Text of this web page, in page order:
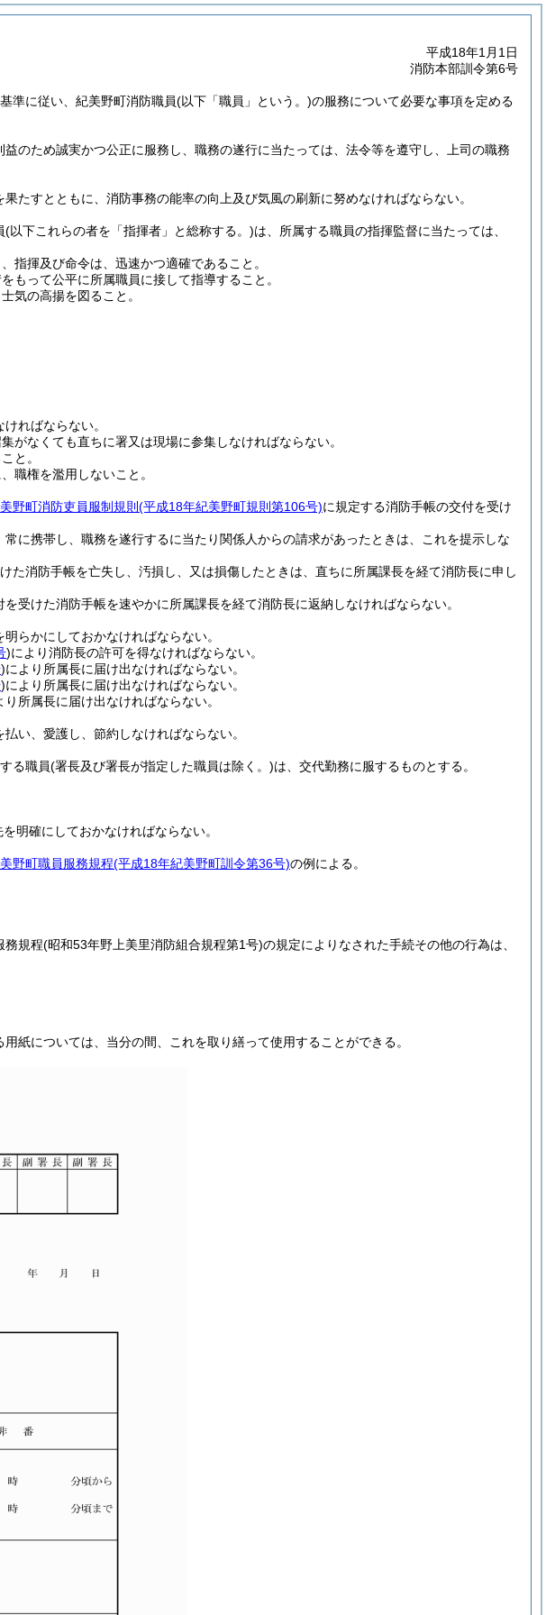
平成18年1月1日
消防本部訓令第6号
準に従い、紀美野町消防職員(以下「職員」という。)の服務について必要な事項を定める
のため誠実かつ公正に服務し、職務の遂行に当たっては、法令等を遵守し、上司の職務
たすとともに、消防事務の能率の向上及び気風の刷新に努めなければならない。
(以下これらの者を「指揮者」と総称する。)は、所属する職員の指揮監督に当たっては、
指揮及び命令は、迅速かつ適確であること。
もって公平に所属職員に接して指導すること。
気の高揚を図ること。
ればならない。
がなくても直ちに署又は現場に参集しなければならない。
と。
職権を濫用しないこと。
野町消防吏員服制規則 (平成18年紀美野町規則第106号)に規定する消防手帳の交付を受け
に携帯し、職務を遂行するに当たり関係人からの請求があったときは、これを提示しな
た消防手帳を亡失し、汚損し、又は損傷したときは、直ちに所属課長を経て消防長に申し
受けた消防手帳を速やかに所属課長を経て消防長に返納しなければならない。
らかにしておかなければならない。
)により消防長の許可を得なければならない。
)により所属長に届け出なければならない。
)により所属長に届け出なければならない。
り所属長に届け出なければならない。
い、愛護し、節約しなければならない。
る職員(署長及び署長が指定した職員は除く。)は、交代勤務に服するものとする。
明確にしておかなければならない。
野町職員服務規程(平成18年紀美野町訓令第36号)の例による。
務規程(昭和53年野上美里消防組合規程第1号)の規定によりなされた手続その他の行為は、
紙については、当分の間、これを取り繕って使用することができる。